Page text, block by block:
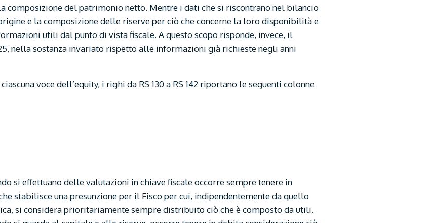
composizione del patrimonio netto. Mentre i dati che si riscontrano nel bilancio
e la composizione delle riserve per ciò che concerne la loro disponibilità e
utili dal punto di vista fiscale. A questo scopo risponde, invece, il
nella sostanza invariato rispetto alle informazioni già richieste negli anni
voce dell’equity, i righi da RS 130 a RS 142 riportano le seguenti colonne
si effettuano delle valutazioni in chiave fiscale occorre sempre tenere in
stabilisce una presunzione per il Fisco per cui, indipendentemente da quello
si considera prioritariamente sempre distribuito ciò che è composto da utili.